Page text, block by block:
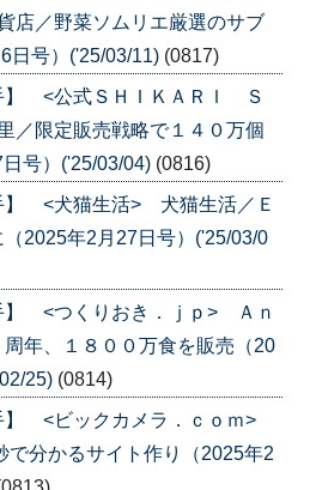
店／野菜ソムリエ厳選のサブ
日号）('25/03/11) (0817)
】 <公式ＳＨＩＫＡＲＩ Ｓ
／限定販売戦略で１４０万個
号）('25/03/04) (0816)
】 <犬猫生活> 犬猫生活／Ｅ
2025年2月27日号）('25/03/0
】 <つくりおき．ｊｐ> Ａｎ
周年、１８００万食を販売（20
25) (0814)
】 <ビックカメラ．ｃｏｍ>
で分かるサイト作り（2025年2